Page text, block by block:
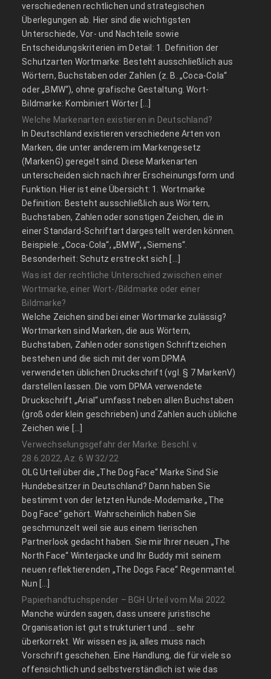
verschiedenen rechtlichen und strategischen
Überlegungen ab. Hier sind die wichtigsten
Unterschiede, Vor- und Nachteile sowie
Entscheidungskriterien im Detail: 1. Definition der
Schutzarten Wortmarke: Besteht ausschließlich aus
Wörtern, Buchstaben oder Zahlen (z. B. „Coca-Cola“
oder „BMW“), ohne grafische Gestaltung. Wort-
Bildmarke: Kombiniert Wörter […]
Welche Markenarten existieren in Deutschland?
In Deutschland existieren verschiedene Arten von
Marken, die unter anderem im Markengesetz
(MarkenG) geregelt sind. Diese Markenarten
unterscheiden sich nach ihrer Erscheinungsform und
Funktion. Hier ist eine Übersicht: 1. Wortmarke
Definition: Besteht ausschließlich aus Wörtern,
Buchstaben, Zahlen oder sonstigen Zeichen, die in
einer Standard-Schriftart dargestellt werden können.
Beispiele: „Coca-Cola“, „BMW“, „Siemens“.
Besonderheit: Schutz erstreckt sich […]
Was ist der rechtliche Unterschied zwischen einer
Wortmarke, einer Wort-/Bildmarke oder einer
Bildmarke?
Welche Zeichen sind bei einer Wortmarke zulässig?
Wortmarken sind Marken, die aus Wörtern,
Buchstaben, Zahlen oder sonstigen Schriftzeichen
bestehen und die sich mit der vom DPMA
verwendeten üblichen Druckschrift (vgl. § 7 MarkenV)
darstellen lassen. Die vom DPMA verwendete
Druckschrift „Arial“ umfasst neben allen Buchstaben
(groß oder klein geschrieben) und Zahlen auch übliche
Zeichen wie […]
Verwechselungsgefahr der Marke: Beschl. v.
28.6.2022, Az. 6 W 32/22
OLG Urteil über die „The Dog Face“ Marke Sind Sie
Hundebesitzer in Deutschland? Dann haben Sie
bestimmt von der letzten Hunde-Modemarke „The
Dog Face“ gehört. Wahrscheinlich haben Sie
geschmunzelt weil sie aus einem tierischen
Partnerlook gedacht haben. Sie mir Ihrer neuen „The
North Face“ Winterjacke und Ihr Buddy mit seinem
neuen reflektierenden „The Dogs Face“ Regenmantel.
Nun […]
Papierhandtuchspender – BGH Urteil vom Mai 2022
Manche würden sagen, dass unsere juristische
Organisation ist gut strukturiert und … sehr
überkorrekt. Wir wissen es ja, alles muss nach
Vorschrift geschehen. Eine Handlung, die für viele so
offensichtlich und selbstverständlich ist wie das